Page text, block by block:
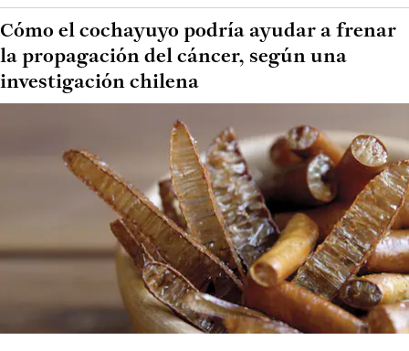
Cómo el cochayuyo podría ayudar a frenar
la propagación del cáncer, según una
investigación chilena